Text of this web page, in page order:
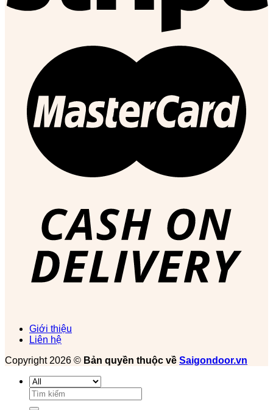
Giới thiệu
Liên hệ
Copyright 2026 © Bản quyền thuộc về Saigondoor.vn
Tìm
kiếm: